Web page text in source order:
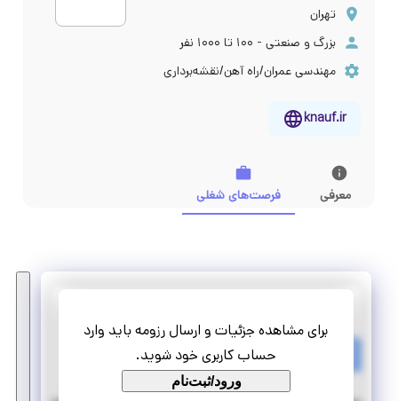
تهران
بزرگ و صنعتی - ۱۰۰ تا ۱۰۰۰ نفر
مهندسی عمران/راه آهن/نقشه‌برداری
knauf.ir
معرفی فرصت‌های شغلی
برای مشاهده جزئیات و ارسال رزومه باید وارد
حساب کاربری خود شوید.
ورود/ثبت‌نام
استخدام تکنسین مکانیک
تمام وقت استخدام